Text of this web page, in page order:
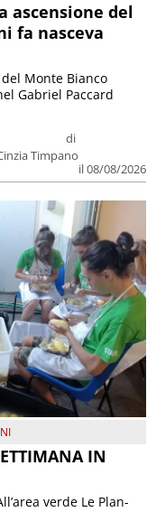
ascensione del
fa nasceva
di
Timpano
il 08/08/2026
Monte Bianco
Gabriel Paccard
IN
verde Le Plan-